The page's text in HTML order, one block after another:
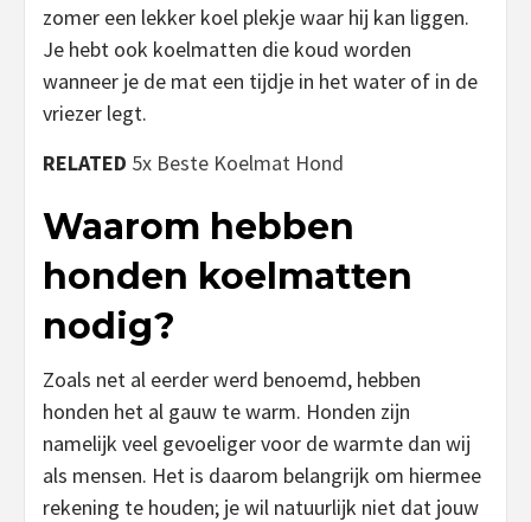
zomer een lekker koel plekje waar hij kan liggen.
Je hebt ook koelmatten die koud worden
wanneer je de mat een tijdje in het water of in de
vriezer legt.
RELATED 5x Beste Koelmat Hond
Waarom hebben
honden koelmatten
nodig?
Zoals net al eerder werd benoemd, hebben
honden het al gauw te warm. Honden zijn
namelijk veel gevoeliger voor de warmte dan wij
als mensen. Het is daarom belangrijk om hiermee
rekening te houden; je wil natuurlijk niet dat jouw